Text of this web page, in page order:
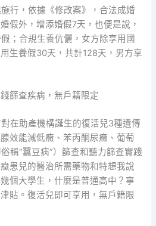
施行，依據《修改案》，合法成婚
假外，增添婚假7天，也便是說，
；合規生養伉儷，女方除享用國
生養假30天，共計128天，男方享
查疾病，無戶籍限定
助產機構誕生的復活兒3種遺傳
效能減低癥、苯丙酮尿癥、葡萄
稱“蠶豆病”）篩查和聽力篩查實踐
患兒的醫治所需藥物和特想我說
個大學生，什麼是普通高中？寧
貼。復活兒即可享用，無戶籍限